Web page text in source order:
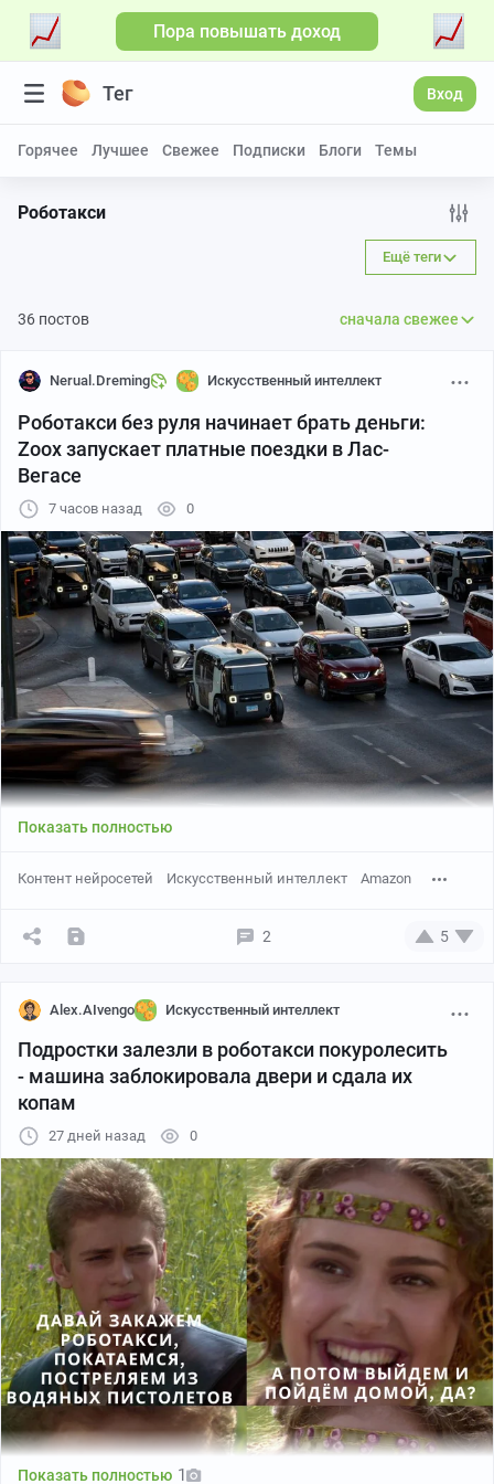
Пора повышать доход
Тег Вход
Горячее Лучшее Свежее Подписки Блоги Темы
Роботакси
Ещё теги
36 постов сначала свежее
Nerual.Dreming Искусственный интеллект
Роботакси без руля начинает брать деньги:
Zoox запускает платные поездки в Лас-
Вегасе
7 часов назад 0
Показать полностью
Контент нейросетей Искусственный интеллект Amazon
2 5
Alex.AIvengo Искусственный интеллект
Подростки залезли в роботакси покуролесить
- машина заблокировала двери и сдала их
копам
27 дней назад 0
Показать полностью 1
Больше видео